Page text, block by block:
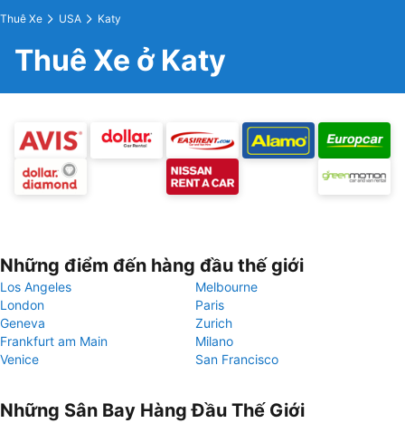
Thuê Xe USA Katy
Thuê Xe ở Katy
Những điểm đến hàng đầu thế giới
Los Angeles
Melbourne
London
Paris
Geneva
Zurich
Frankfurt am Main
Milano
Venice
San Francisco
Những Sân Bay Hàng Đầu Thế Giới